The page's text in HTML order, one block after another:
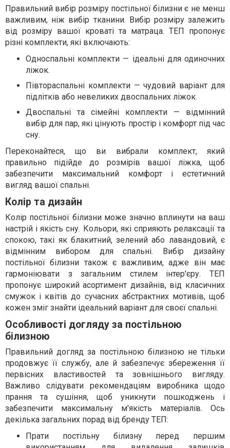
Правильний вибір розміру постільної білизни є не менш
важливим, ніж вибір тканини. Вибір розміру залежить
від розміру вашої кроваті та матраца. ТЕП пропонує
різні комплекти, які включають:
Односпальні комплекти — ідеальні для одиночних
ліжок.
Півтораспальні комплекти — чудовий варіант для
підлітків або невеликих двоспальних ліжок.
Двоспальні та сімейні комплекти — відмінний
вибір для пар, які цінують простір і комфорт під час
сну.
Переконайтеся, що ви вибрали комплект, який
правильно підійде до розмірів вашої ліжка, щоб
забезпечити максимальний комфорт і естетичний
вигляд вашої спальні.
Колір та дизайн
Колір постільної білизни може значно вплинути на ваш
настрій і якість сну. Кольори, які сприяють релаксації та
спокою, такі як блакитний, зелений або лавандовий, є
відмінним вибором для спальні. Вибір дизайну
постільної білизни також є важливим, адже він має
гармоніювати з загальним стилем інтер'єру. ТЕП
пропонує широкий асортимент дизайнів, від класичних
смужок і квітів до сучасних абстрактних мотивів, щоб
кожен зміг знайти ідеальний варіант для своєї спальні.
Особливості догляду за постільною
білизною
Правильний догляд за постільною білизною не тільки
продовжує її службу, але й забезпечує збереження її
первісних властивостей та зовнішнього вигляду.
Важливо слідувати рекомендаціям виробника щодо
прання та сушіння, щоб уникнути пошкоджень і
забезпечити максимальну м'якість матеріалів. Ось
декілька загальних порад від бренду ТЕП:
Прати постільну білизну перед першим